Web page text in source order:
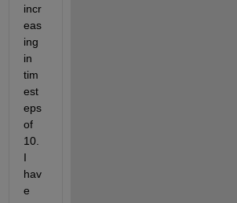
incr
eas
ing
in
tim
est
eps
of
10.
I
hav
e